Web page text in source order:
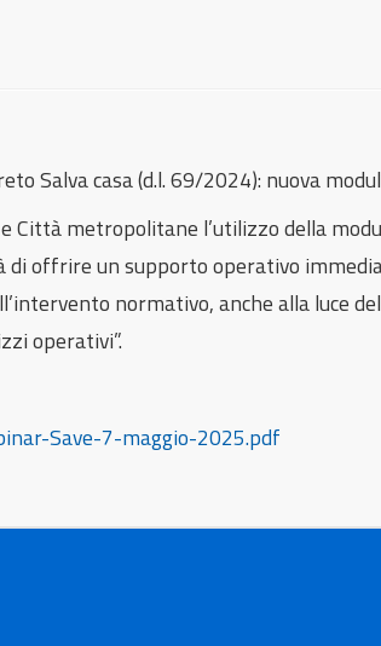
Salva casa (d.l. 69/2024): nuova
Città metropolitane l’utilizzo della
di offrire un supporto operativo
normativo, anche alla luce
operativi”.
Save-7-maggio-2025.pdf